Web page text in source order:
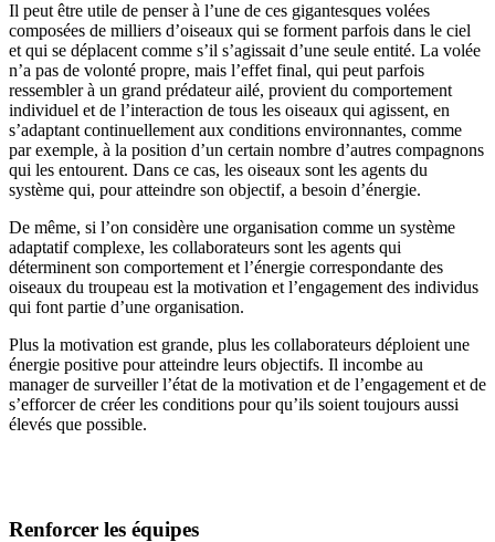
Il peut être utile de penser à l’une de ces gigantesques volées
composées de milliers d’oiseaux qui se forment parfois dans le ciel
et qui se déplacent comme s’il s’agissait d’une seule entité. La volée
n’a pas de volonté propre, mais l’effet final, qui peut parfois
ressembler à un grand prédateur ailé, provient du comportement
individuel et de l’interaction de tous les oiseaux qui agissent, en
s’adaptant continuellement aux conditions environnantes, comme
par exemple, à la position d’un certain nombre d’autres compagnons
qui les entourent. Dans ce cas, les oiseaux sont les agents du
système qui, pour atteindre son objectif, a besoin d’énergie.
De même, si l’on considère une organisation comme un système
adaptatif complexe, les collaborateurs sont les agents qui
déterminent son comportement et l’énergie correspondante des
oiseaux du troupeau est la motivation et l’engagement des individus
qui font partie d’une organisation.
Plus la motivation est grande, plus les collaborateurs déploient une
énergie positive pour atteindre leurs objectifs. Il incombe au
manager de surveiller l’état de la motivation et de l’engagement et de
s’efforcer de créer les conditions pour qu’ils soient toujours aussi
élevés que possible.
Renforcer les équipes